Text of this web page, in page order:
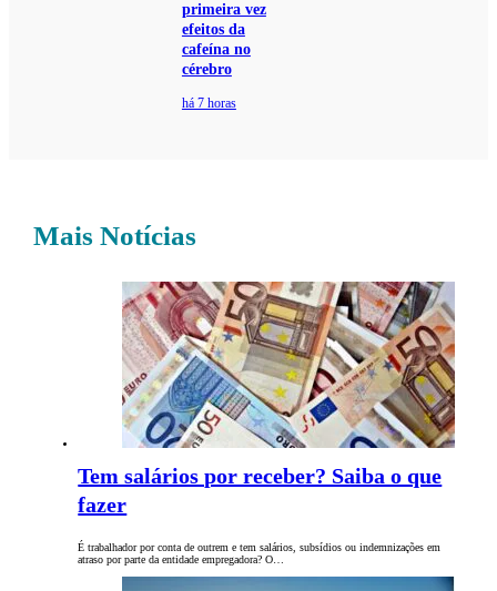
primeira vez
efeitos da
cafeína no
cérebro
há 7 horas
Mais Notícias
Tem salários por receber? Saiba o que
fazer
É trabalhador por conta de outrem e tem salários, subsídios ou indemnizações em
atraso por parte da entidade empregadora? O…